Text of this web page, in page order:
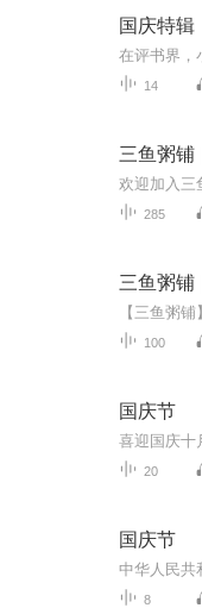
国庆特辑
14
三鱼粥铺
欢迎加入三
285
三鱼粥铺
100
国庆节
20
国庆节
8